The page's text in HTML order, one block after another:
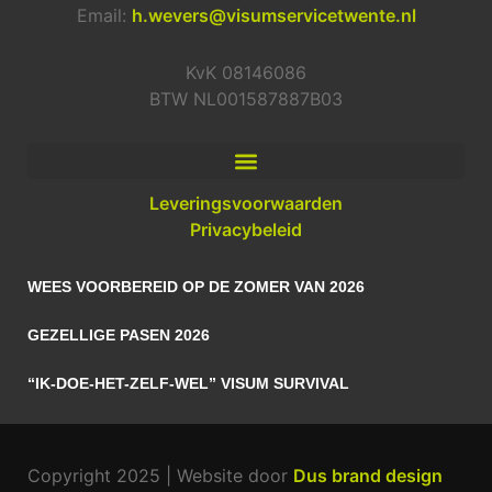
Email: h.wevers@visumservicetwente.nl
KvK 08146086
BTW NL001587887B03
Leveringsvoorwaarden
Privacybeleid
WEES VOORBEREID OP DE ZOMER VAN 2026
GEZELLIGE PASEN 2026
“IK-DOE-HET-ZELF-WEL” VISUM SURVIVAL
Copyright 2025 | Website door Dus brand design